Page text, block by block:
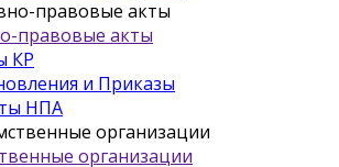
правовые акты
КР
и Приказы
НПА
организации